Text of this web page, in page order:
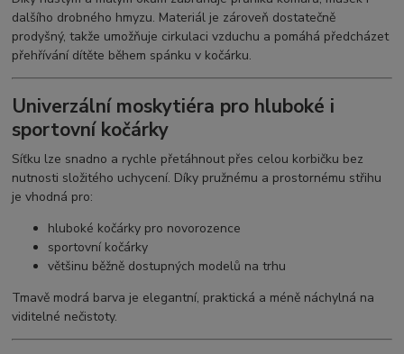
dalšího drobného hmyzu. Materiál je zároveň dostatečně
prodyšný, takže umožňuje cirkulaci vzduchu a pomáhá předcházet
přehřívání dítěte během spánku v kočárku.
Univerzální moskytiéra pro hluboké i
sportovní kočárky
Síťku lze snadno a rychle přetáhnout přes celou korbičku bez
nutnosti složitého uchycení. Díky pružnému a prostornému střihu
je vhodná pro:
hluboké kočárky pro novorozence
sportovní kočárky
většinu běžně dostupných modelů na trhu
Tmavě modrá barva je elegantní, praktická a méně náchylná na
viditelné nečistoty.